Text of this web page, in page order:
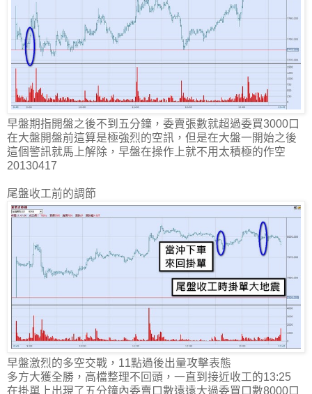
早盤期指開盤之後不到五分鐘，委賣張數就超過委買3000口
在大盤開盤前這算是極強烈的空訊，但是在大盤一開始之後
這個警訊就馬上解除，早盤在操作上就不用太積極的作空
20130417
尾盤收工前的調節
早盤激烈的多空交戰，11點過後出量攻擊表態
多方大獲全勝，高檔整理不回頭，一直到接近收工的13:25
在掛單上出現了五分鐘內委賣口數遠遠大過委買口數8000口